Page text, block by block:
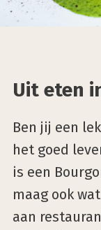
Uit eten
Ben jij een
het goed
is een
maag ook
aan